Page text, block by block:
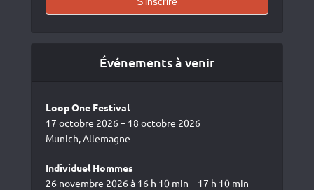
Événements à venir
Loop One Festival
17 octobre 2026 – 18 octobre 2026
Munich, Allemagne
Individuel Hommes
26 novembre 2026 à 16 h 10 min – 17 h 10 min